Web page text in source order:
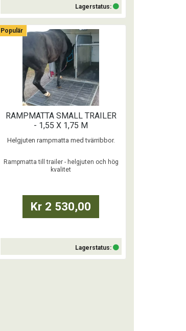
Lagerstatus:
Läs mer
Populär
RAMPMATTA SMALL TRAILER
- 1,55 X 1,75 M
Helgjuten rampmatta med tvärribbor.
Rampmatta till trailer - helgjuten och hög
kvalitet
Kr 2 530,00
Lagerstatus: